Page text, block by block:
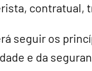
contratual,
seguir os
e da